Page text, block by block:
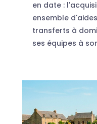
en date :
ensemble
transferts à
ses équipes à